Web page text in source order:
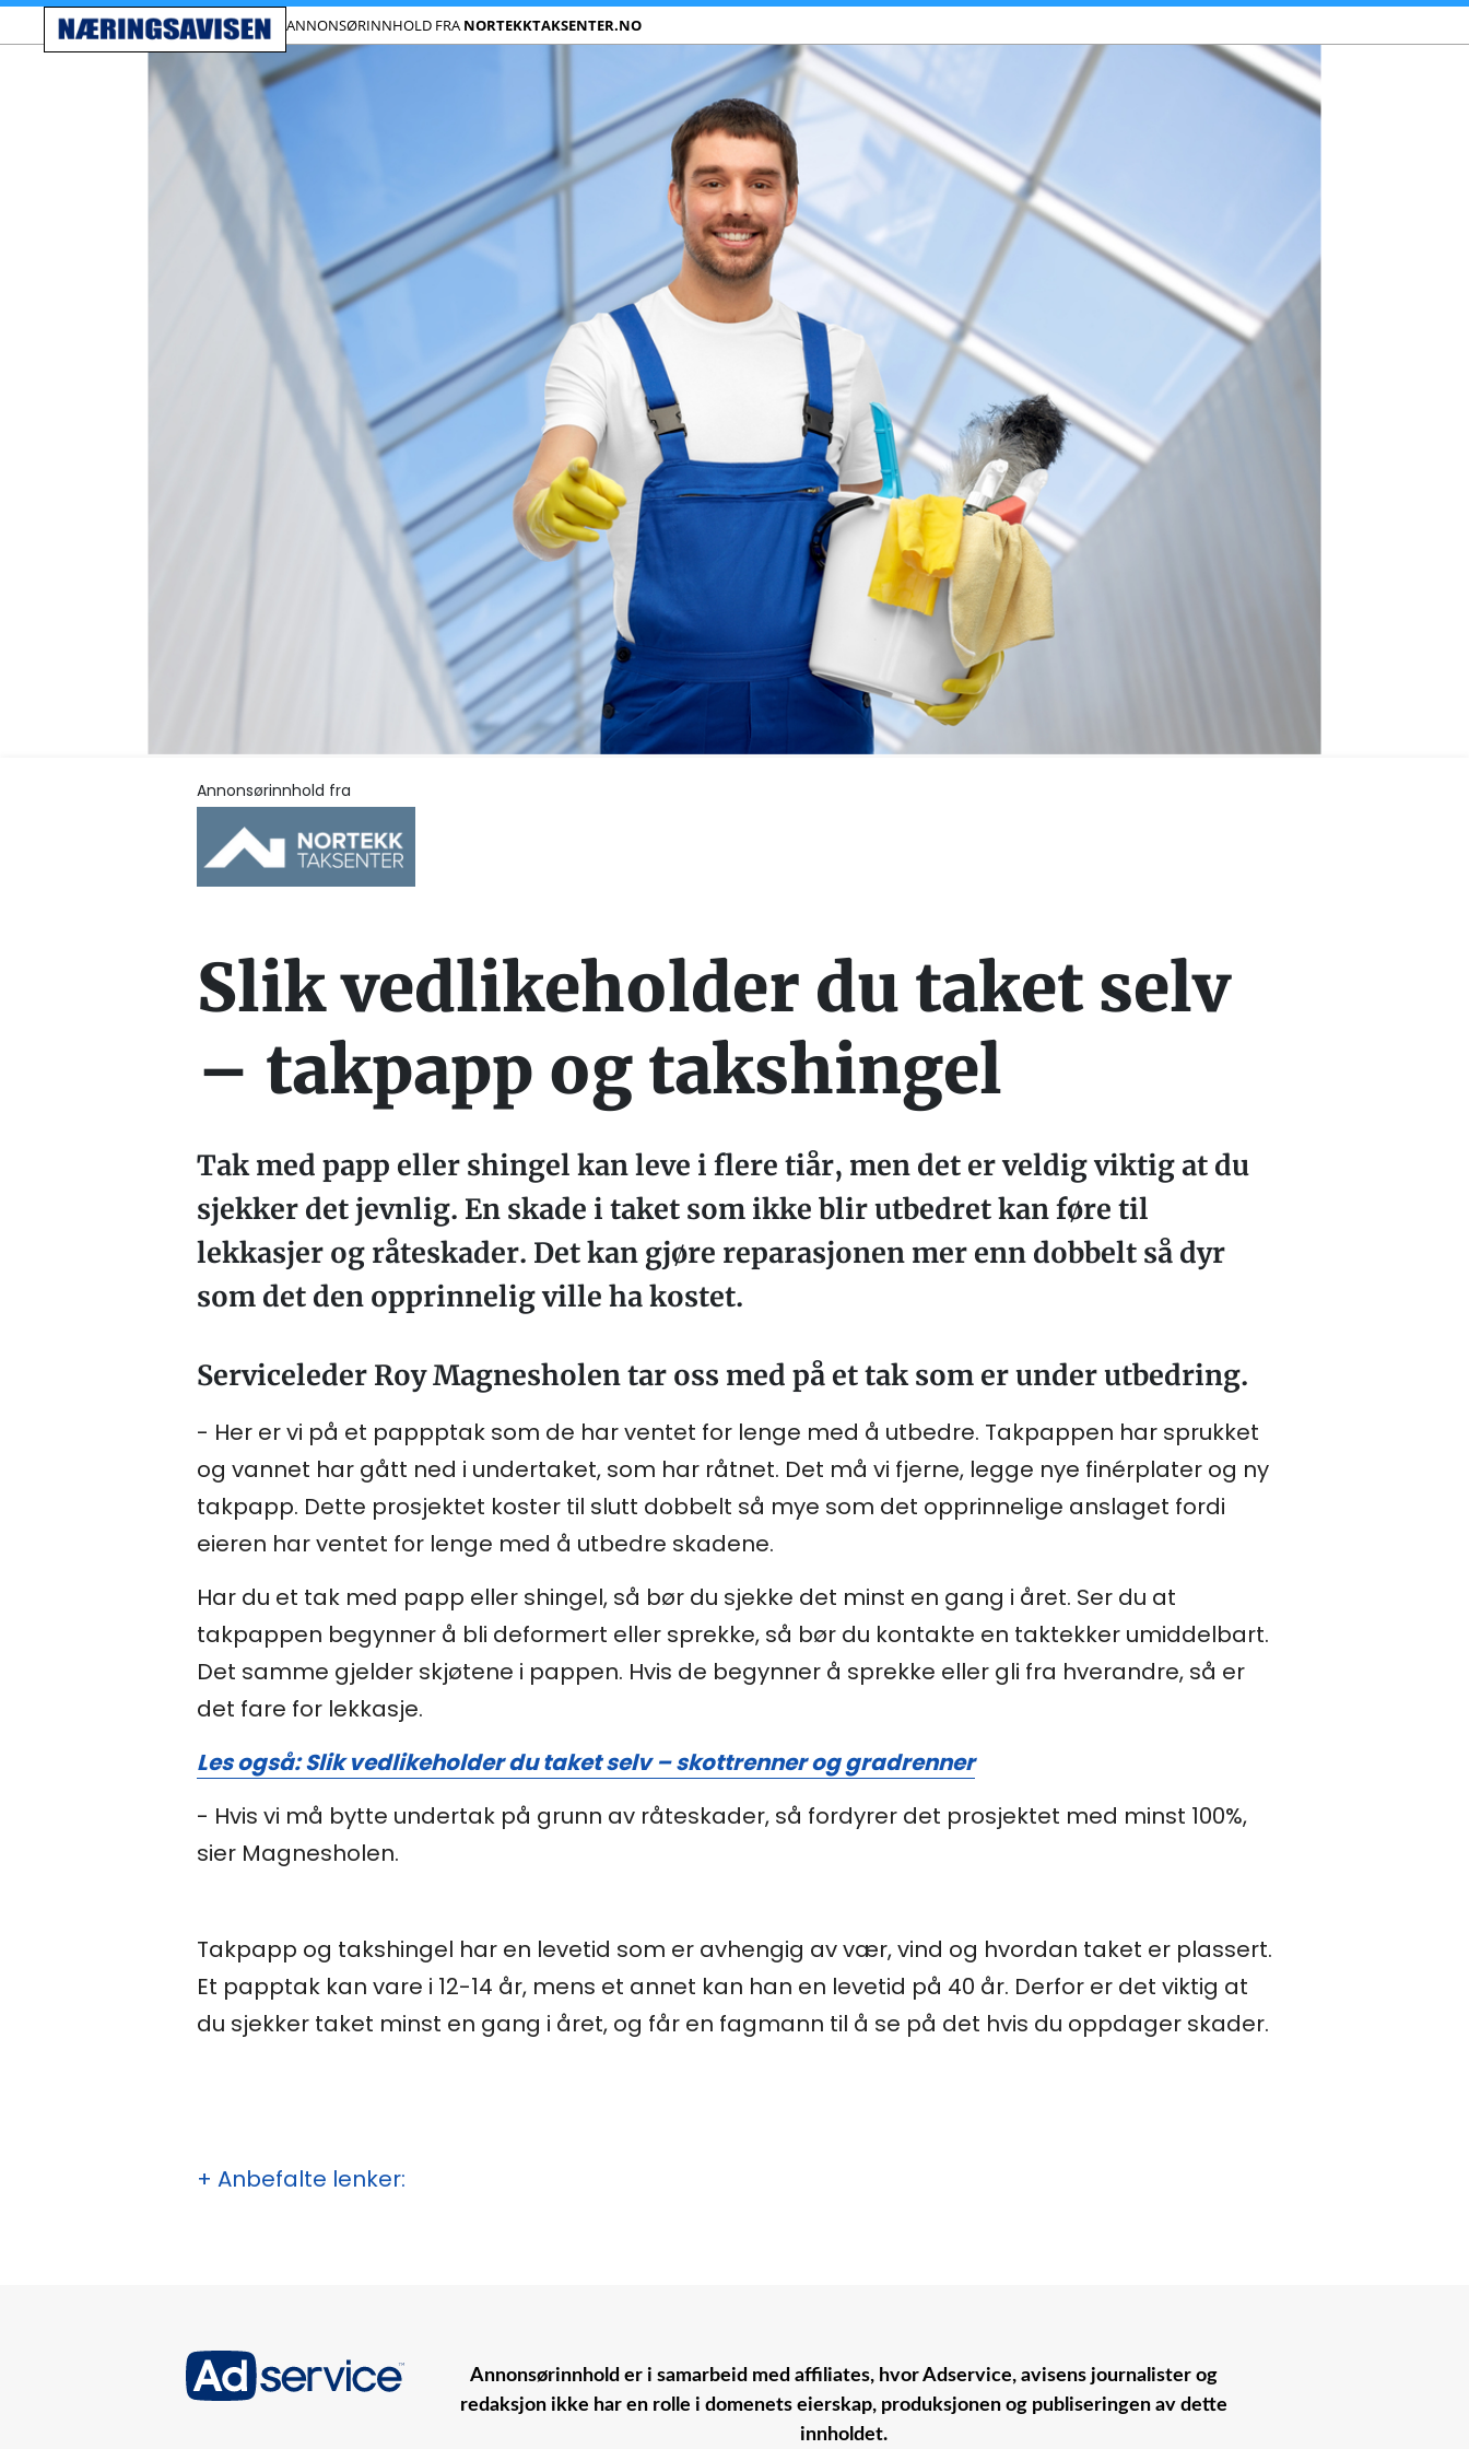
ANNONSØRINNHOLD FRA NORTEKKTAKSENTER.NO
Annonsørinnhold fra
Slik vedlikeholder du taket selv
– takpapp og takshingel
Tak med papp eller shingel kan leve i flere tiår, men det er veldig viktig at du
sjekker det jevnlig. En skade i taket som ikke blir utbedret kan føre til
lekkasjer og råteskader. Det kan gjøre reparasjonen mer enn dobbelt så dyr
som det den opprinnelig ville ha kostet.
Serviceleder Roy Magnesholen tar oss med på et tak som er under utbedring.
- Her er vi på et pappptak som de har ventet for lenge med å utbedre. Takpappen har sprukket
og vannet har gått ned i undertaket, som har råtnet. Det må vi fjerne, legge nye finérplater og ny
takpapp. Dette prosjektet koster til slutt dobbelt så mye som det opprinnelige anslaget fordi
eieren har ventet for lenge med å utbedre skadene.
Har du et tak med papp eller shingel, så bør du sjekke det minst en gang i året. Ser du at
takpappen begynner å bli deformert eller sprekke, så bør du kontakte en taktekker umiddelbart.
Det samme gjelder skjøtene i pappen. Hvis de begynner å sprekke eller gli fra hverandre, så er
det fare for lekkasje.
Les også: Slik vedlikeholder du taket selv – skottrenner og gradrenner
- Hvis vi må bytte undertak på grunn av råteskader, så fordyrer det prosjektet med minst 100%,
sier Magnesholen.
Takpapp og takshingel har en levetid som er avhengig av vær, vind og hvordan taket er plassert.
Et papptak kan vare i 12-14 år, mens et annet kan han en levetid på 40 år. Derfor er det viktig at
du sjekker taket minst en gang i året, og får en fagmann til å se på det hvis du oppdager skader.
+ Anbefalte lenker:
Annonsørinnhold er i samarbeid med affiliates, hvor Adservice, avisens journalister og
redaksjon ikke har en rolle i domenets eierskap, produksjonen og publiseringen av dette
innholdet.